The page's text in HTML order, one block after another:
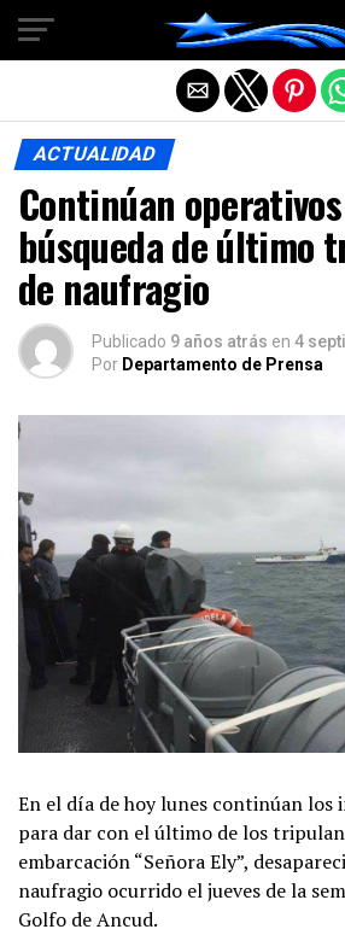
ACTUALIDAD
Continúan
búsqueda de último
de naufragio
Publicado 9 años atrás en 4
Por Departamento de Prensa
En el día de hoy lunes continúan los
para dar con el último de los
embarcación “Señora Ely”,
naufragio ocurrido el jueves de la
Golfo de Ancud.
Salir de la versión